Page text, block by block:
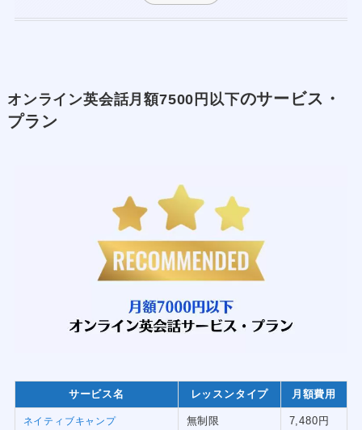
オンライン英会話月額7500円以下のサービス・
プラン
サービス名 レッスンタイプ 月額費用
ネイティブキャンプ 無制限 7,480円